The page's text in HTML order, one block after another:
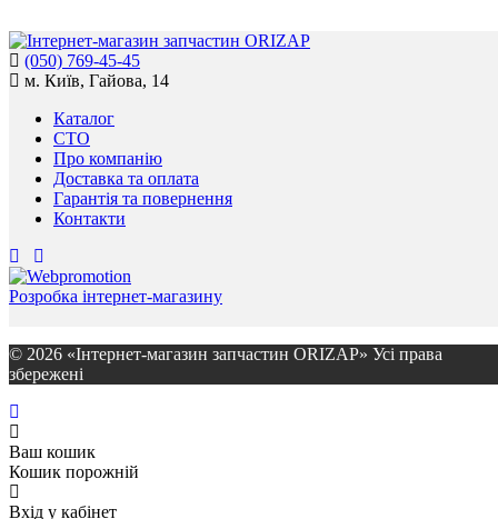
(050) 769-45-45
м. Київ, Гайова, 14
Каталог
СТО
Про компанію
Доставка та оплата
Гарантія та повернення
Контакти
Розробка інтернет-магазину
© 2026 «Інтернет-магазин запчастин ORIZAP» Усі права
збережені
Ваш кошик
Кошик порожній
Вхід у кабінет